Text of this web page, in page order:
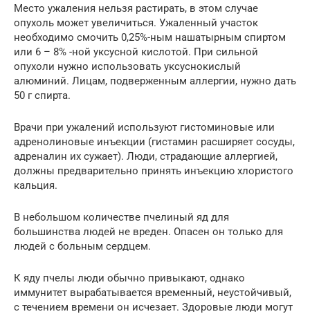
Место ужаления нельзя растирать, в этом случае
опухоль может увеличиться. Ужаленный участок
необходимо смочить 0,25%-ным нашатырным спиртом
или 6 – 8% -ной уксусной кислотой. При сильной
опухоли нужно использовать уксуснокислый
алюминий. Лицам, подверженным аллергии, нужно дать
50 г спирта.
Врачи при ужалений используют гистоминовые или
адренолиновые инъекции (гистамин расширяет сосуды,
адреналин их сужает). Люди, страдающие аллергией,
должны предварительно принять инъекцию хлористого
кальция.
В небольшом количестве пчелиный яд для
большинства людей не вреден. Опасен он только для
людей с больным сердцем.
К яду пчелы люди обычно привыкают, однако
иммунитет вырабатывается временный, неустойчивый,
с течением времени он исчезает. Здоровые люди могут